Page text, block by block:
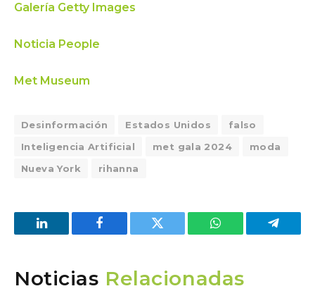
Galería Getty Images
Noticia People
Met Museum
Desinformación Estados Unidos
falso
Inteligencia Artificial
met gala 2024
moda
Nueva York
rihanna
LinkedIn Facebook Twitter WhatsApp
Noticias Relacionadas